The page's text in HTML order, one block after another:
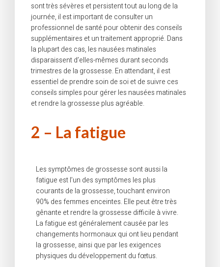
sont très sévères et persistent tout au long de la
journée, il est important de consulter un
professionnel de santé pour obtenir des conseils
supplémentaires et un traitement approprié. Dans
la plupart des cas, les nausées matinales
disparaissent d’elles-mêmes durant seconds
trimestres de la grossesse. En attendant, il est
essentiel de prendre soin de soi et de suivre ces
conseils simples pour gérer les nausées matinales
et rendre la grossesse plus agréable.
2 – La fatigue
Les symptômes de grossesse sont aussi la
fatigue est l’un des symptômes les plus
courants de la grossesse, touchant environ
90% des femmes enceintes. Elle peut être très
gênante et rendre la grossesse difficile à vivre.
La fatigue est généralement causée par les
changements hormonaux qui ont lieu pendant
la grossesse, ainsi que par les exigences
physiques du développement du fœtus.